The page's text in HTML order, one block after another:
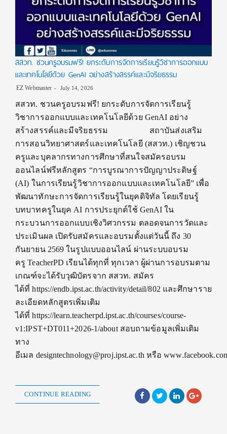
สสวท. ชวนครูอบรมฟรี! ยกระดับการจัดการเรียนรู้วิชาการออกแบบ
และเทคโนโลยีด้วย GenAI อย่างสร้างสรรค์และมีจริยธรรม
EZ Webmaster July 14, 2026
สสวท. ชวนครูอบรมฟรี! ยกระดับการจัดการเรียนรู้
วิชาการออกแบบและเทคโนโลยีด้วย GenAI อย่าง
สร้างสรรค์และมีจริยธรรม สถาบันส่งเสริม
การสอนวิทยาศาสตร์และเทคโนโลยี (สสวท.) เชิญชวน
ครูและบุคลากรทางการศึกษาที่สนใจสมัครอบรม
ออนไลน์ฟรีหลักสูตร “การบูรณาการปัญญาประดิษฐ์
(AI) ในการเรียนรู้วิชาการออกแบบและเทคโนโลยี” เพื่อ
พัฒนาทักษะการจัดการเรียนรู้ในยุคดิจิทัล โดยเรียนรู้
บทบาทครูในยุค AI การประยุกต์ใช้ GenAI ใน
กระบวนการออกแบบเชิงวิศวกรรม ตลอดจนการวัดและ
ประเมินผล เปิดรับสมัครและอบรมตั้งแต่วันนี้ ถึง 30
กันยายน 2569 ในรูปแบบออนไลน์ ผ่านระบบอบรม
ครู TeacherPD เรียนได้ทุกที่ ทุกเวลา ผู้ผ่านการอบรมตาม
เกณฑ์จะได้รับวุฒิบัตรจาก สสวท. สมัคร
ได้ที่ https://endb.ipst.ac.th/activity/detail/802 และศึกษาราย
ละเอียดหลักสูตรเพิ่มเติม
ได้ที่ https://learn.teacherpd.ipst.ac.th/courses/course-
v1:IPST+DT011+2026-1/about สอบถามข้อมูลเพิ่มเติม
ทาง
อีเมล designtechnology@proj.ipst.ac.th หรือ
CONTINUE READING